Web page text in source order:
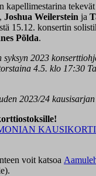
kapellimestarina
, Joshua Weilerstein ja
15.12. konsertin
Põlda.
2023
4.5. klo 17:30
2023/24
voit katsoa